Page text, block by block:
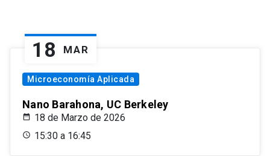
18 MAR
Microeconomía Aplicada
Nano Barahona, UC Berkeley
18 de Marzo de 2026
15:30 a 16:45